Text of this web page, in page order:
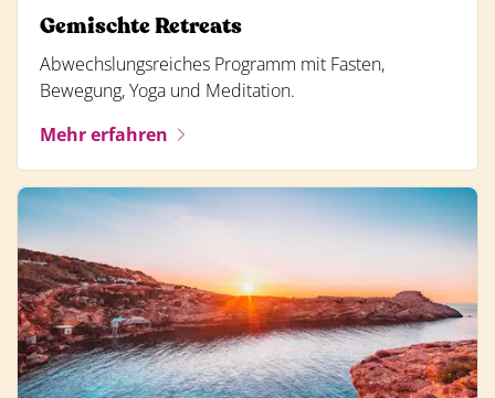
Gemischte Retreats
Abwechslungsreiches Programm mit Fasten,
Bewegung, Yoga und Meditation.
Mehr erfahren